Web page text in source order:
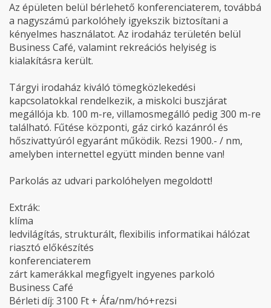
Az épületen belül bérlehető konferenciaterem, továbbá
a nagyszámú parkolóhely igyekszik biztosítani a
kényelmes használatot. Az irodaház területén belül
Business Café, valamint rekreációs helyiség is
kialakításra került.
Tárgyi irodaház kiváló tömegközlekedési
kapcsolatokkal rendelkezik, a miskolci buszjárat
megállója kb. 100 m-re, villamosmegálló pedig 300 m-re
található. Fűtése központi, gáz cirkó kazánról és
hőszivattyúról egyaránt működik. Rezsi 1900.- / nm,
amelyben internettel együtt minden benne van!
Parkolás az udvari parkolóhelyen megoldott!
Extrák:
klíma
ledvilágítás, strukturált, flexibilis informatikai hálózat
riasztó előkészítés
konferenciaterem
zárt kamerákkal megfigyelt ingyenes parkoló
Business Café
Bérleti díj: 3100 Ft + Áfa/nm/hó+rezsi